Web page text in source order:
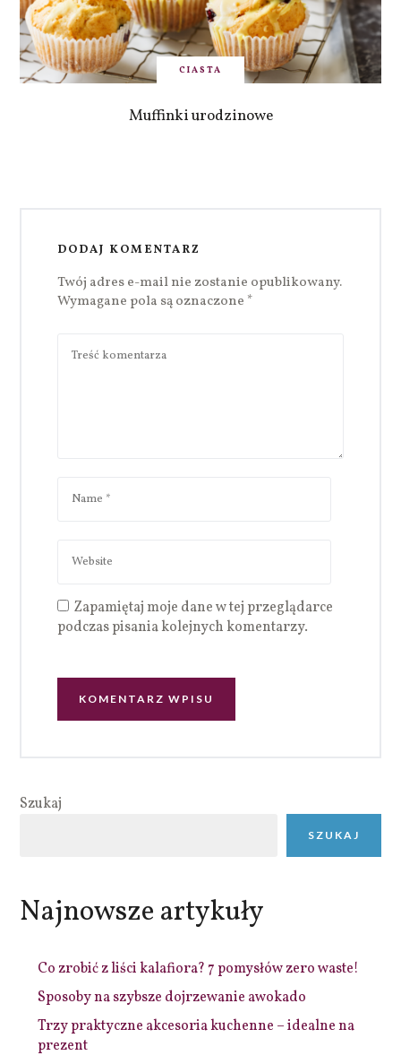
CIASTA
Muffinki urodzinowe
DODAJ KOMENTARZ
Twój adres e-mail nie zostanie opublikowany.
Wymagane pola są oznaczone *
Zapamiętaj moje dane w tej przeglądarce
podczas pisania kolejnych komentarzy.
Szukaj
SZUKAJ
Najnowsze artykuły
Co zrobić z liści kalafiora? 7 pomysłów zero waste!
Sposoby na szybsze dojrzewanie awokado
Trzy praktyczne akcesoria kuchenne – idealne na
prezent